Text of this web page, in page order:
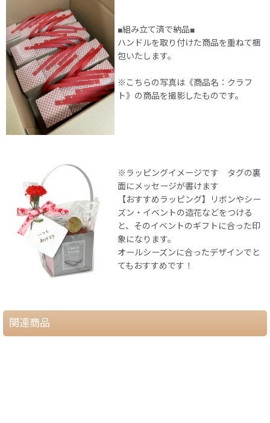
■組み立て済で納品■
ハンドルを取り付けた商品を重ねて梱
包いたします。
※こちらの写真は《商品名：クラフ
ト》の商品を撮影したものです。
※ラッピングイメージです タグの裏
面にメッセージが書けます
【おすすめラッピング】リボンやシー
ズン・イベントの造花などをつける
と、そのイベントのギフトに合った印
象になります。
オールシーズンに合ったデザインでと
てもおすすめです！
関連商品